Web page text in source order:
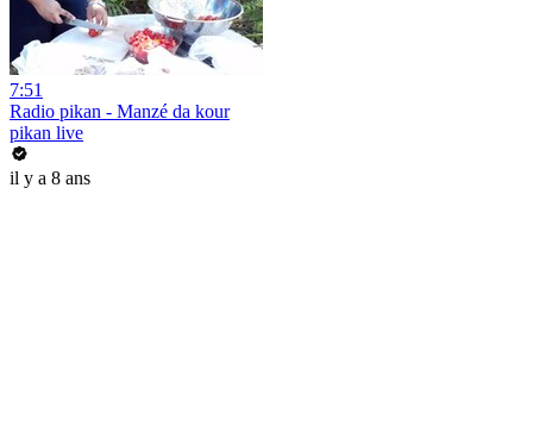
7:51
Radio pikan - Manzé da kour
pikan live
il y a 8 ans